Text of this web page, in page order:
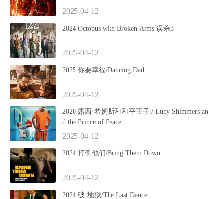
2025-04-12
2024 Octopus with Broken Arms 误杀3
2025-04-12
2025 你要幸福/Dancing Dad
2025-04-12
2020 露西·希姆斯和和平王子 / Lucy Shimmers an
d the Prince of Peace
2025-04-12
2024 打倒他们/Bring Them Down
2025-04-12
2024 破·地狱/The Last Dance